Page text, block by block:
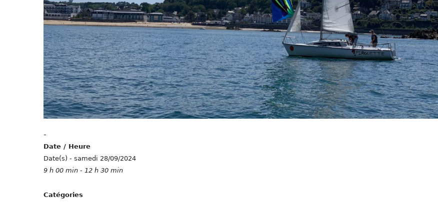
-
Date / Heure
Date(s) - samedi 28/09/2024
9 h 00 min - 12 h 30 min
Catégories